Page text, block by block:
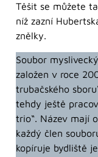
Těšit se můžete
níž zazní
znělky.
Soubor
založen v roce
trubačského
tehdy ještě
trio“. Název mají
každý člen
kopíruje bydliště